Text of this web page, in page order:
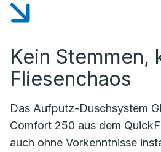
Kein Stemmen,
Fliesenchaos
Das Aufputz-Duschsystem
Comfort 250 aus dem
auch ohne Vorkenntnisse